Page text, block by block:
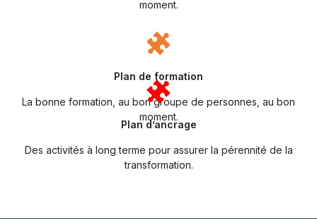
moment.
Plan de formation
La bonne formation, au bon groupe de personnes, au bon
moment.
Plan d’ancrage
Des activités à long terme pour assurer la pérennité de la
transformation.